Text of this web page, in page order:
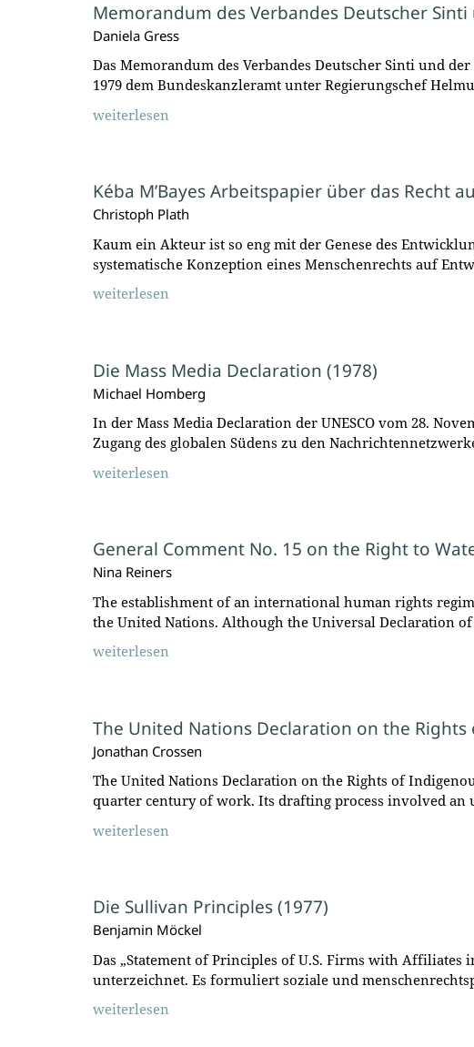
Memorandum des Verbandes Deutscher
Daniela Gress
Das Memorandum des Verbandes Deutscher Sinti und
1979 dem Bundeskanzleramt unter Regierungschef
weiterlesen
Kéba M’Bayes Arbeitspapier über das Recht
Christoph Plath
Kaum ein Akteur ist so eng mit der Genese des
systematische Konzeption eines Menschenrechts auf
weiterlesen
Die Mass Media Declaration (1978)
Michael Homberg
In der Mass Media Declaration der UNESCO vom 28.
Zugang des globalen Südens zu den
weiterlesen
General Comment No. 15 on the Right to
Nina Reiners
The establishment of an international human rights
the United Nations. Although the Universal Declaration
weiterlesen
The United Nations Declaration on the
Jonathan Crossen
The United Nations Declaration on the Rights of
quarter century of work. Its drafting process involved an
weiterlesen
Die Sullivan Principles (1977)
Benjamin Möckel
Das „Statement of Principles of U.S. Firms with
unterzeichnet. Es formuliert soziale und
weiterlesen